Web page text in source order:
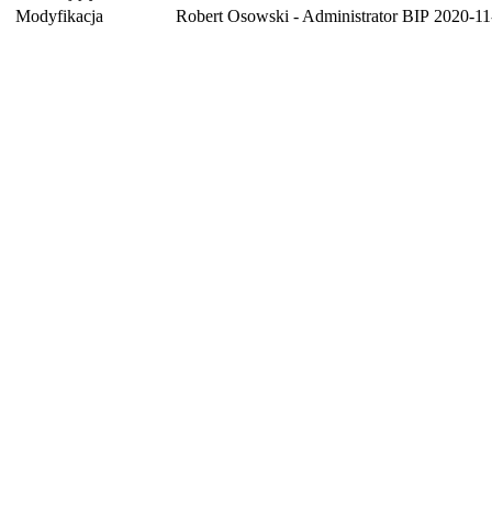
Modyfikacja
Robert Osowski - Administrator BIP 2020-